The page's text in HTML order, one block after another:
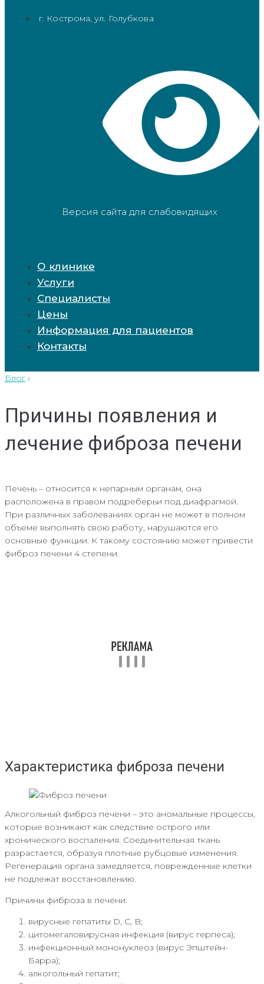
г. Кострома, ул. Голубкова
Версия сайта для слабовидящих
О клинике
Услуги
Специалисты
Цены
Информация для пациентов
Контакты
Блог ›
Причины появления и
лечение фиброза печени
Печень – относится к непарным органам, она
расположена в правом подреберьи под диафрагмой.
При различных заболеваниях орган не может в полном
объеме выполнять свою работу, нарушаются его
основные функции. К такому состоянию может привести
фиброз печени 4 степени.
Характеристика фиброза печени
Алкогольный фиброз печени – это аномальные процессы,
которые возникают как следствие острого или
хронического воспаления. Соединительная ткань
разрастается, образуя плотные рубцовые изменения.
Регенерация органа замедляется, поврежденные клетки
не подлежат восстановлению.
Причины фиброза в печени:
вирусные гепатиты D, C, B;
цитомегаловирусная инфекция (вирус герпеса);
инфекционный мононуклеоз (вирус Эпштейн-
Барра);
алкогольный гепатит;